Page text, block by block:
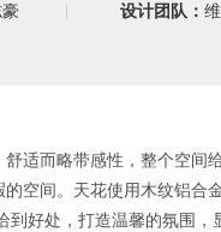
设计团队：
适而略带感性，整个空间
空间。天花使用木纹铝合
到好处，打造温馨的氛围，